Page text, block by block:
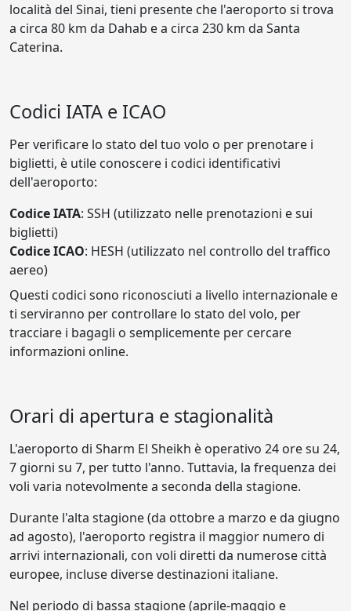
località del Sinai, tieni presente che l'aeroporto si trova
a circa 80 km da Dahab e a circa 230 km da Santa
Caterina.
Codici IATA e ICAO
Per verificare lo stato del tuo volo o per prenotare i
biglietti, è utile conoscere i codici identificativi
dell'aeroporto:
Codice IATA: SSH (utilizzato nelle prenotazioni e sui
biglietti)
Codice ICAO: HESH (utilizzato nel controllo del traffico
aereo)
Questi codici sono riconosciuti a livello internazionale e
ti serviranno per controllare lo stato del volo, per
tracciare i bagagli o semplicemente per cercare
informazioni online.
Orari di apertura e stagionalità
L'aeroporto di Sharm El Sheikh è operativo 24 ore su 24,
7 giorni su 7, per tutto l'anno. Tuttavia, la frequenza dei
voli varia notevolmente a seconda della stagione.
Durante l'alta stagione (da ottobre a marzo e da giugno
ad agosto), l'aeroporto registra il maggior numero di
arrivi internazionali, con voli diretti da numerose città
europee, incluse diverse destinazioni italiane.
Nel periodo di bassa stagione (aprile-maggio e